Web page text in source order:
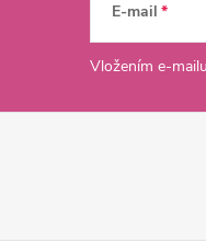
E-mail
Vložením e-